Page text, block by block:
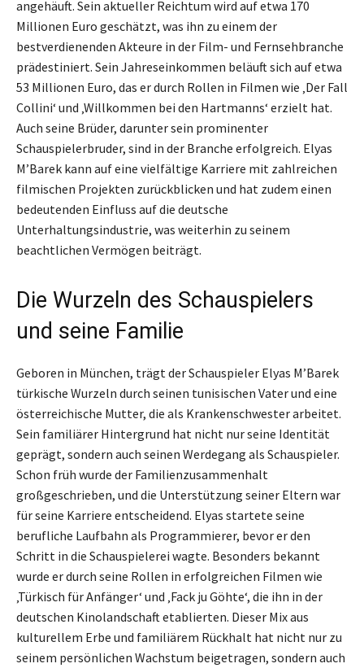
angehäuft. Sein aktueller Reichtum wird auf etwa 170
Millionen Euro geschätzt, was ihn zu einem der
bestverdienenden Akteure in der Film- und Fernsehbranche
prädestiniert. Sein Jahreseinkommen beläuft sich auf etwa
53 Millionen Euro, das er durch Rollen in Filmen wie ‚Der Fall
Collini‘ und ‚Willkommen bei den Hartmanns‘ erzielt hat.
Auch seine Brüder, darunter sein prominenter
Schauspielerbruder, sind in der Branche erfolgreich. Elyas
M’Barek kann auf eine vielfältige Karriere mit zahlreichen
filmischen Projekten zurückblicken und hat zudem einen
bedeutenden Einfluss auf die deutsche
Unterhaltungsindustrie, was weiterhin zu seinem
beachtlichen Vermögen beiträgt.
Die Wurzeln des Schauspielers
und seine Familie
Geboren in München, trägt der Schauspieler Elyas M’Barek
türkische Wurzeln durch seinen tunisischen Vater und eine
österreichische Mutter, die als Krankenschwester arbeitet.
Sein familiärer Hintergrund hat nicht nur seine Identität
geprägt, sondern auch seinen Werdegang als Schauspieler.
Schon früh wurde der Familienzusammenhalt
großgeschrieben, und die Unterstützung seiner Eltern war
für seine Karriere entscheidend. Elyas startete seine
berufliche Laufbahn als Programmierer, bevor er den
Schritt in die Schauspielerei wagte. Besonders bekannt
wurde er durch seine Rollen in erfolgreichen Filmen wie
‚Türkisch für Anfänger‘ und ‚Fack ju Göhte‘, die ihn in der
deutschen Kinolandschaft etablierten. Dieser Mix aus
kulturellem Erbe und familiärem Rückhalt hat nicht nur zu
seinem persönlichen Wachstum beigetragen, sondern auch